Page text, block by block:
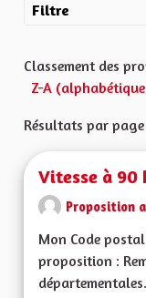
Filtre
Classement des
Z-A
Résultats par page
Vitesse à 90
Proposition
Mon Code
proposition :